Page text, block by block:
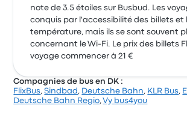
note de 3.5 étoiles sur Busbud. Les
conquis par l'accessibilité des billets et
température, mais ils se sont souvent
concernant le Wi-Fi. Le prix des billets
voyage commencer à 21 €
Compagnies de bus en DK :
FlixBus,Sindbad , Deutsche Bahn, KLR Bus,
Deutsche Bahn Regio,Vy bus4you